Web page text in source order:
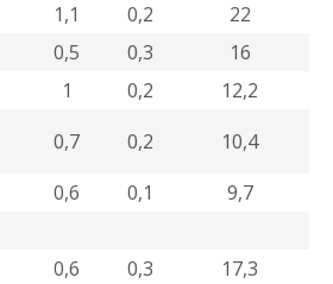
1,1 0,2
22
0,5 0,3
16
1 0,2
12,2
0,7 0,2
10,4
0,6 0,1
9,7
0,6 0,3
17,3